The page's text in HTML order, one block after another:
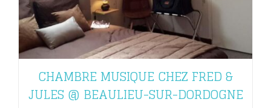
CHAMBRE MUSIQUE CHEZ FRED &
JULES @ BEAULIEU-SUR-DORDOGNE